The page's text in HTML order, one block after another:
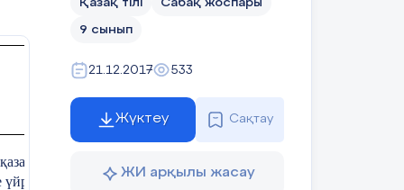
тілінде сөйлей білуге, күделікті
үйрету, грамматикалық тақырыптар
9 сынып
21.12.2017 533
Жүктеу Сақтау
ЖИ арқылы жасау